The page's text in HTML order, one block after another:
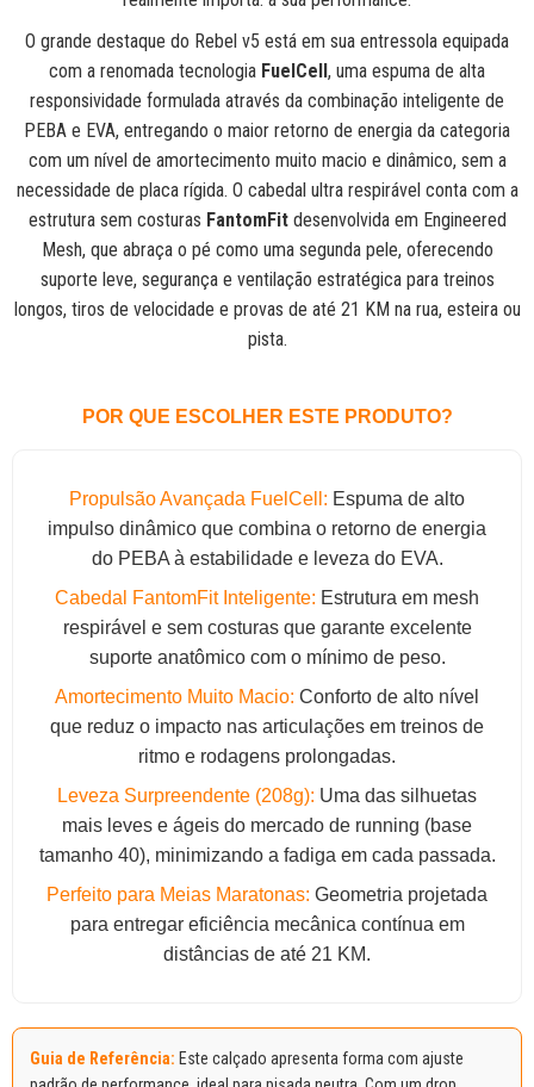
O grande destaque do Rebel v5 está em sua entressola equipada
com a renomada tecnologia FuelCell, uma espuma de alta
responsividade formulada através da combinação inteligente de
PEBA e EVA, entregando o maior retorno de energia da categoria
com um nível de amortecimento muito macio e dinâmico, sem a
necessidade de placa rígida. O cabedal ultra respirável conta com a
estrutura sem costuras FantomFitdesenvolvida em Engineered
Mesh, que abraça o pé como uma segunda pele, oferecendo
suporte leve, segurança e ventilação estratégica para treinos
longos, tiros de velocidade e provas de até 21 KM na rua, esteira ou
pista.
POR QUE ESCOLHER ESTE PRODUTO?
Propulsão Avançada FuelCell: Espuma de alto
impulso dinâmico que combina o retorno de energia
do PEBA à estabilidade e leveza do EVA.
Cabedal FantomFit Inteligente: Estrutura em mesh
respirável e sem costuras que garante excelente
suporte anatômico com o mínimo de peso.
Amortecimento Muito Macio: Conforto de alto nível
que reduz o impacto nas articulações em treinos de
ritmo e rodagens prolongadas.
Leveza Surpreendente (208g): Uma das silhuetas
mais leves e ágeis do mercado de running (base
tamanho 40), minimizando a fadiga em cada passada.
Perfeito para Meias Maratonas: Geometria projetada
para entregar eficiência mecânica contínua em
distâncias de até 21 KM.
Guia de Referência: Este calçado apresenta forma com ajuste